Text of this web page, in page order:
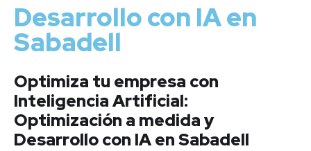
Desarrollo con IA en
Sabadell
Optimiza tu empresa con
Inteligencia Artificial:
Optimización a medida y
Desarrollo con IA en Sabadell